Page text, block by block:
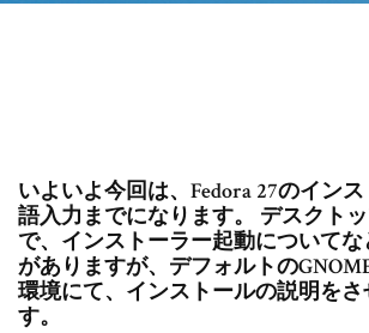
いよいよ今回は、Fedora 27のイン
語入力までになります。 デスクト
で、インストーラー起動について
がありますが、デフォルトの
環境にて、インストールの説明をさ
す。